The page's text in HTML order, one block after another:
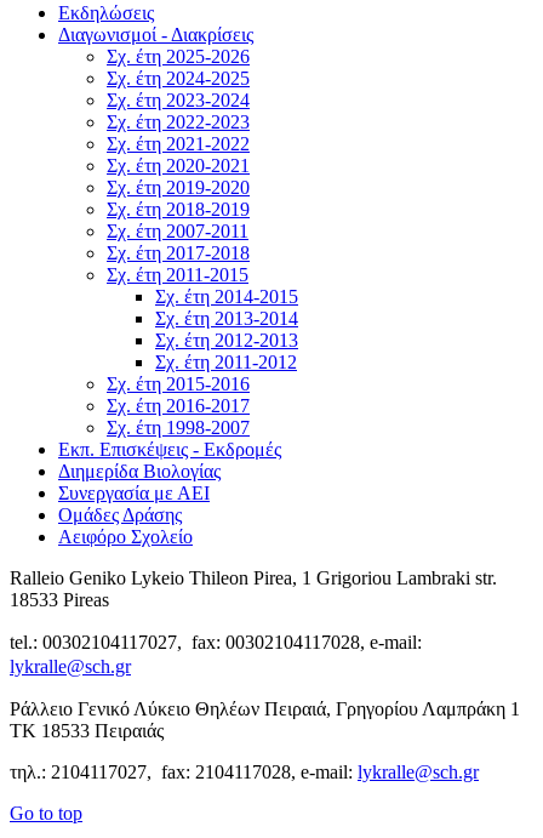
Εκδηλώσεις
Διαγωνισμοί - Διακρίσεις
Σχ. έτη 2025-2026
Σχ. έτη 2024-2025
Σχ. έτη 2023-2024
Σχ. έτη 2022-2023
Σχ. έτη 2021-2022
Σχ. έτη 2020-2021
Σχ. έτη 2019-2020
Σχ. έτη 2018-2019
Σχ. έτη 2007-2011
Σχ. έτη 2017-2018
Σχ. έτη 2011-2015
Σχ. έτη 2014-2015
Σχ. έτη 2013-2014
Σχ. έτη 2012-2013
Σχ. έτη 2011-2012
Σχ. έτη 2015-2016
Σχ. έτη 2016-2017
Σχ. έτη 1998-2007
Εκπ. Επισκέψεις - Εκδρομές
Διημερίδα Βιολογίας
Συνεργασία με ΑΕΙ
Ομάδες Δράσης
Αειφόρο Σχολείο
Ralleio Geniko Lykeio Thileon Pirea, 1 Grigoriou Lambraki str.
18533 Pireas
tel.: 00302104117027, fax: 00302104117028, e-mail:
lykralle@sch.gr
Ράλλειο Γενικό Λύκειο Θηλέων Πειραιά, Γρηγορίου Λαμπράκη 1
ΤΚ 18533 Πειραιάς
τηλ.: 2104117027, fax: 2104117028, e-mail: lykralle@sch.gr
Go to top